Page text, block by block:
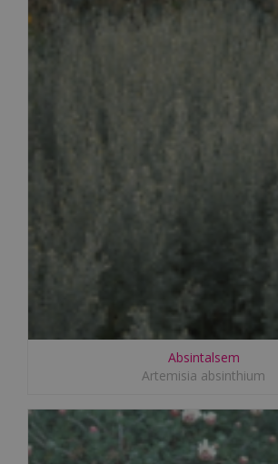
Absintalsem
Artemisia absinthium